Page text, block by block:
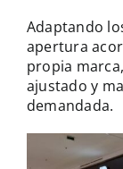
Adaptando
apertura
propia
ajustado y
demandada.